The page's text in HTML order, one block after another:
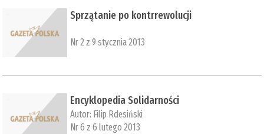
Sprzątanie po kontrrewolucji
Nr 2 z 9 stycznia 2013
Encyklopedia Solidarności
Autor: Filip Rdesiński
Nr 6 z 6 lutego 2013